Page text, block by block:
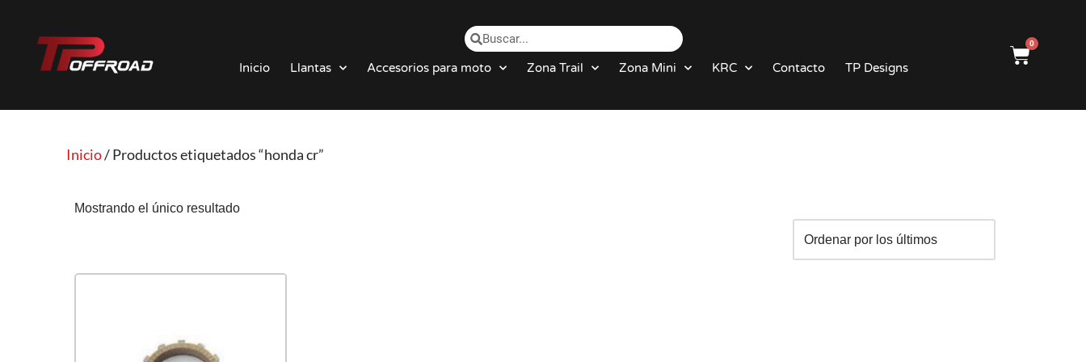
Saltar
Inicio Llantas Accesorios para moto Zona Trail Zona Mini KRC Contacto TP Designs
0
Inicio/ Productos etiquetados “honda cr”
Mostrando el único resultado